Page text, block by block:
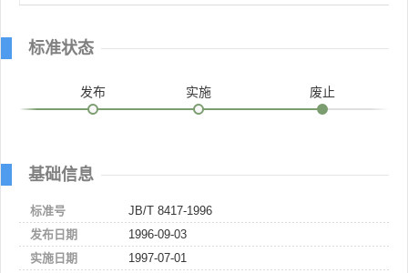
标准状态
发布 实施 废止
基础信息
标准号
JB/T 8417-1996
发布日期
1996-09-03
实施日期
1997-07-01